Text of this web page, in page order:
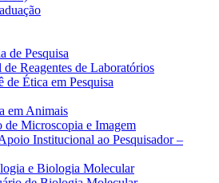
de Pesquisa
Reagentes de Laboratórios
de Ética em Pesquisa
em Animais
Microscopia e Imagem
Institucional ao Pesquisador –
e Biologia Molecular